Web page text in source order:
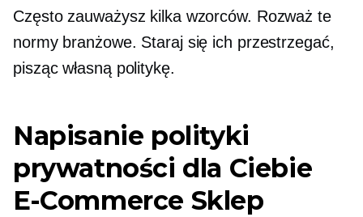
Często zauważysz kilka wzorców. Rozważ te
normy branżowe. Staraj się ich przestrzegać,
pisząc własną politykę.
Napisanie polityki
prywatności dla Ciebie
E-Commerce Sklep